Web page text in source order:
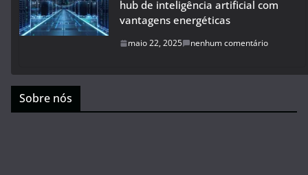
hub de inteligência artificial com
vantagens energéticas
maio 22, 2025 nenhum comentário
Sobre nós